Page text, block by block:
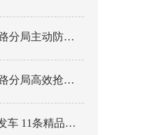
214国道山体崩塌险情
通紧急送医村路
线路串起全域风光